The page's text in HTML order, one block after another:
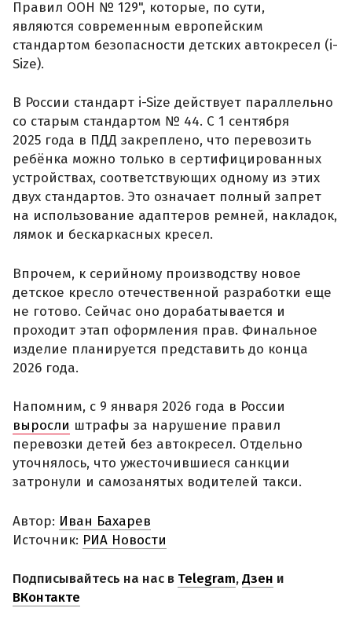
Правил ООН № 129", которые, по сути,
являются современным европейским
стандартом безопасности детских автокресел (i-
Size).
В России стандарт i-Size действует параллельно
со старым стандартом № 44. С 1 сентября
2025 года в ПДД закреплено, что перевозить
ребёнка можно только в сертифицированных
устройствах, соответствующих одному из этих
двух стандартов. Это означает полный запрет
на использование адаптеров ремней, накладок,
лямок и бескаркасных кресел.
Впрочем, к серийному производству новое
детское кресло отечественной разработки еще
не готово. Сейчас оно дорабатывается и
проходит этап оформления прав. Финальное
изделие планируется представить до конца
2026 года.
Напомним, с 9 января 2026 года в России
выросли штрафы за нарушение правил
перевозки детей без автокресел. Отдельно
уточнялось, что ужесточившиеся санкции
затронули и самозанятых водителей такси.
Автор: Иван Бахарев
Источник: РИА Новости
Подписывайтесь на нас в Telegram,Дзен и
ВКонтакте